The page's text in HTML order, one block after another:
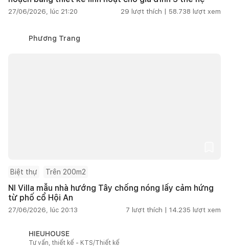
27/06/2026, lúc 21:20 29 lượt thích | 58.738 lượt xem
Phương Trang
Biệt thự Trên 200m2
NI Villa mẫu nhà hướng Tây chống nóng lấy cảm hứng
từ phố cổ Hội An
27/06/2026, lúc 20:13 7 lượt thích | 14.235 lượt xem
HIEUHOUSE
Tư vấn, thiết kế - KTS/Thiết kế